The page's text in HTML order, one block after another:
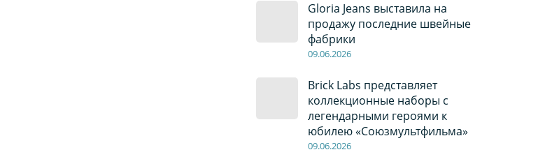
Gloria Jeans выставила на
продажу последние швейные
фабрики
09.06.2026
Brick Labs представляет
коллекционные наборы с
легендарными героями к
юбилею «Союзмультфильма»
09.06.2026